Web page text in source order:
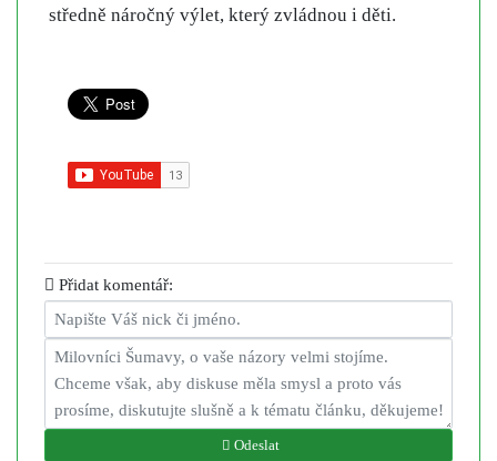
středně náročný výlet, který zvládnou i děti.
Přidat komentář:
Odeslat